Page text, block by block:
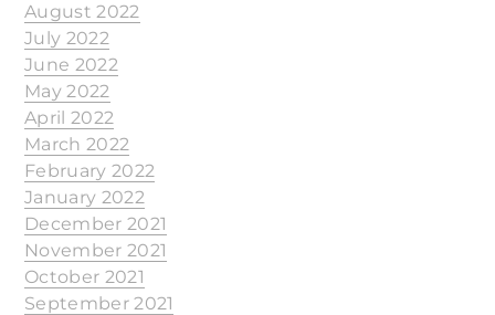
August 2022
July 2022
June 2022
May 2022
April 2022
March 2022
February 2022
January 2022
December 2021
November 2021
October 2021
September 2021